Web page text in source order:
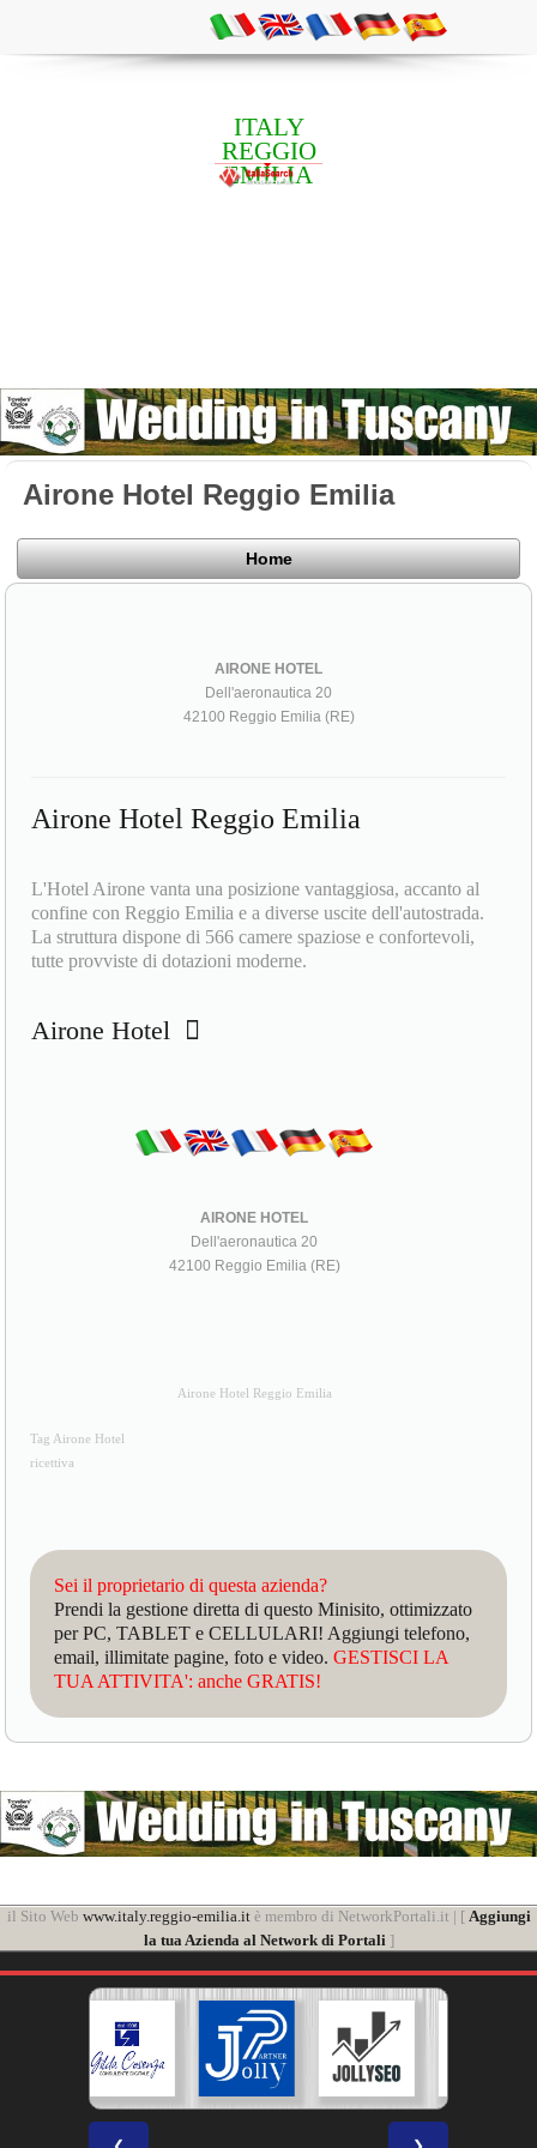
ITALY
REGGIO
EMILIA
Airone Hotel Reggio Emilia
Home
AIRONE HOTEL
Dell'aeronautica 20
42100 Reggio Emilia (RE)
Airone Hotel Reggio Emilia
L'Hotel Airone vanta una posizione vantaggiosa, accanto al
confine con Reggio Emilia e a diverse uscite dell'autostrada.
La struttura dispone di 566 camere spaziose e confortevoli,
tutte provviste di dotazioni moderne.
Airone Hotel
AIRONE HOTEL
Dell'aeronautica 20
42100 Reggio Emilia (RE)
Airone Hotel Reggio Emilia
Tag Airone Hotel
ricettiva
Sei il proprietario di questa azienda?
Prendi la gestione diretta di questo Minisito, ottimizzato
per PC, TABLET e CELLULARI! Aggiungi telefono,
email, illimitate pagine, foto e video.GESTISCI LA
TUA ATTIVITA': anche GRATIS!
il Sito Web www.italy.reggio-emilia.itè membro di NetworkPortali.it | [ Aggiungi
la tua Azienda al Network di Portali]